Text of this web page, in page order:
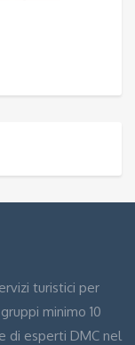
turistici per
minimo 10
di esperti DMC nel